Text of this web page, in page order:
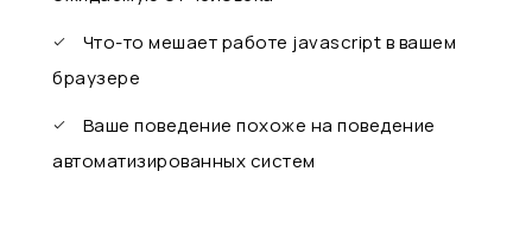
Что-то мешает работе javascript в вашем
браузере
Ваше поведение похоже на поведение
автоматизированных систем